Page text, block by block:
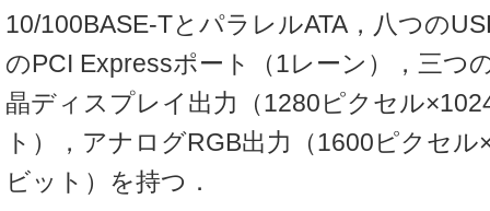
10/100BASE-TとパラレルATA，八つの
のPCI Expressポート（1レーン），三つ
晶ディスプレイ出力（1280ピクセル
ト），アナログRGB出力（1600ピクセ
ビット）を持つ．